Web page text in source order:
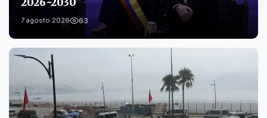
7 agosto 2026 63